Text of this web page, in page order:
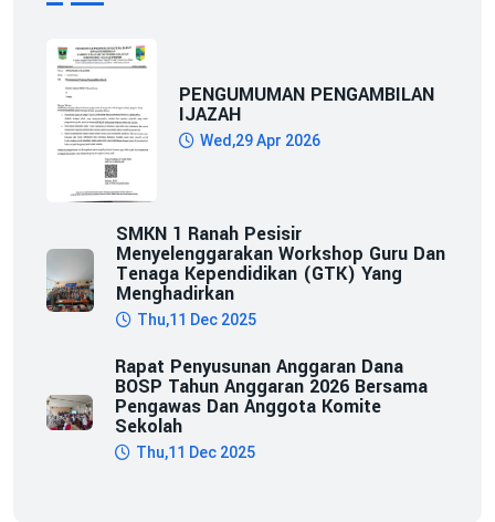
PENGUMUMAN PENGAMBILAN
IJAZAH
Wed,29 Apr 2026
SMKN 1 Ranah Pesisir
Menyelenggarakan Workshop Guru Dan
Tenaga Kependidikan (GTK) Yang
Menghadirkan
Thu,11 Dec 2025
Rapat Penyusunan Anggaran Dana
BOSP Tahun Anggaran 2026 Bersama
Pengawas Dan Anggota Komite
Sekolah
Thu,11 Dec 2025